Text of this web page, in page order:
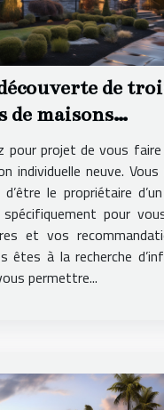
de
de maisons
pour projet de vous
individuelle neuve.
d’être le propriétaire
pour
et vos
êtes à la recherche
permettre...